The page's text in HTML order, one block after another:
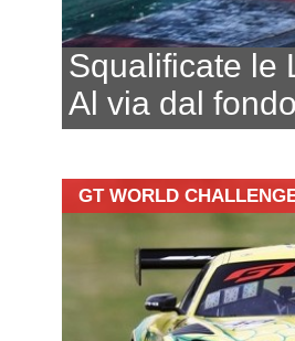
Squalificate le
Al via dal
GT WORLD